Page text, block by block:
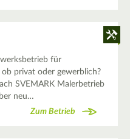
für
privat oder gewerblich?
SVEMARK Malerbetrieb
neu…
Zum Betrieb